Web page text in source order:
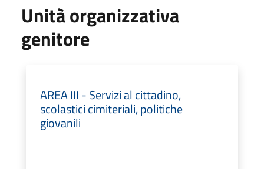
Unità organizzativa
genitore
AREA III - Servizi al cittadino,
scolastici cimiteriali, politiche
giovanili